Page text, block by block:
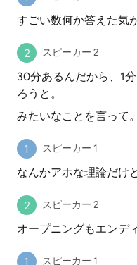
すごい数何か答えた気
スピーカー 2
30分あるんだから、1
ろうと。
みたいなことを言って。
スピーカー 1
なんかアホな理論だけど
スピーカー 2
オープニングもエンデ
スピーカー 1